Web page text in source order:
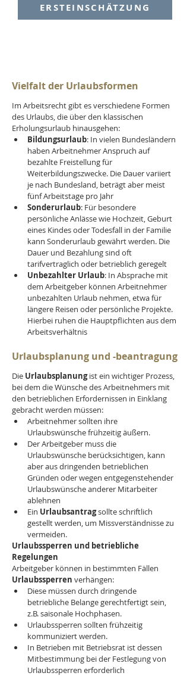
ERSTEINSCHÄTZUNG
Vielfalt der Urlaubsformen
Im Arbeitsrecht gibt es verschiedene Formen
des Urlaubs, die über den klassischen
Erholungsurlaub hinausgehen:
Bildungsurlaub: In vielen Bundesländern
haben Arbeitnehmer Anspruch auf
bezahlte Freistellung für
Weiterbildungszwecke. Die Dauer variiert
je nach Bundesland, beträgt aber meist
fünf Arbeitstage pro Jahr
Sonderurlaub: Für besondere
persönliche Anlässe wie Hochzeit, Geburt
eines Kindes oder Todesfall in der Familie
kann Sonderurlaub gewährt werden. Die
Dauer und Bezahlung sind oft
tarifvertraglich oder betrieblich geregelt
Unbezahlter Urlaub: In Absprache mit
dem Arbeitgeber können Arbeitnehmer
unbezahlten Urlaub nehmen, etwa für
längere Reisen oder persönliche Projekte.
Hierbei ruhen die Hauptpflichten aus dem
Arbeitsverhältnis
Urlaubsplanung und -beantragung
Die Urlaubsplanung ist ein wichtiger Prozess,
bei dem die Wünsche des Arbeitnehmers mit
den betrieblichen Erfordernissen in Einklang
gebracht werden müssen:
Arbeitnehmer sollten ihre
Urlaubswünsche frühzeitig äußern.
Der Arbeitgeber muss die
Urlaubswünsche berücksichtigen, kann
aber aus dringenden betrieblichen
Gründen oder wegen entgegenstehender
Urlaubswünsche anderer Mitarbeiter
ablehnen
Ein Urlaubsantrag sollte schriftlich
gestellt werden, um Missverständnisse zu
vermeiden.
Urlaubssperren und betriebliche
Regelungen
Arbeitgeber können in bestimmten Fällen
Urlaubssperren verhängen:
Diese müssen durch dringende
betriebliche Belange gerechtfertigt sein,
z.B. saisonale Hochphasen.
Urlaubssperren sollten frühzeitig
kommuniziert werden.
In Betrieben mit Betriebsrat ist dessen
Mitbestimmung bei der Festlegung von
Urlaubssperren erforderlich